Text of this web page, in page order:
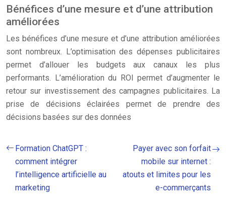
Bénéfices d’une mesure et d’une attribution
améliorées
Les bénéfices d’une mesure et d’une attribution améliorées
sont nombreux. L’optimisation des dépenses publicitaires
permet d’allouer les budgets aux canaux les plus
performants. L’amélioration du ROI permet d’augmenter le
retour sur investissement des campagnes publicitaires. La
prise de décisions éclairées permet de prendre des
décisions basées sur des données
Formation ChatGPT :
comment intégrer
l’intelligence artificielle au
marketing
Payer avec son forfait
mobile sur internet :
atouts et limites pour les
e-commerçants